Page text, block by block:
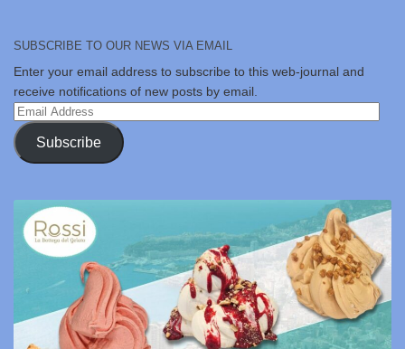
SUBSCRIBE TO OUR NEWS VIA EMAIL
Enter your email address to subscribe to this web-journal and
receive notifications of new posts by email.
Email
Address
Subscribe